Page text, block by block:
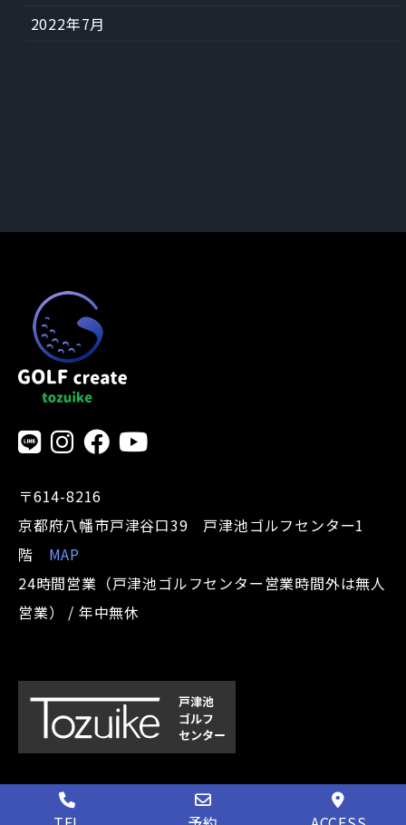
2022年7月
〒614-8216
京都府八幡市戸津谷口39 戸津池ゴルフセンター1
階 MAP
24時間営業（戸津池ゴルフセンター営業時間外は無人
営業） / 年中無休